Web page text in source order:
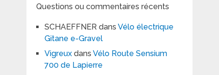
Questions ou commentaires récents
SCHAEFFNERdans Vélo électrique
Gitane e-Gravel
Vigreuxdans Vélo Route Sensium
700 de Lapierre